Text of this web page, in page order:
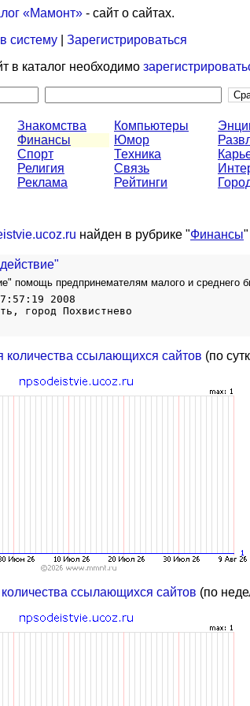
«Мамонт»- сайт о сайтах.
систему| Зарегистрироваться
в каталог необходимо
Знакомства
Финансы
Спорт
Религия
Реклама
Компьютеры
Юмор
Техника
Связь
Рейтинги
найден в рубрике "Финансы"
помощь предпринемателям малого и среднего
2008
город Похвистнево
количества ссылающихся сайтов (по
ссылающихся сайтов (по